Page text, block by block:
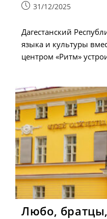
Запись31/12/2025
Дагестанский
языка и культуры
центром «Ритм»
Любо,